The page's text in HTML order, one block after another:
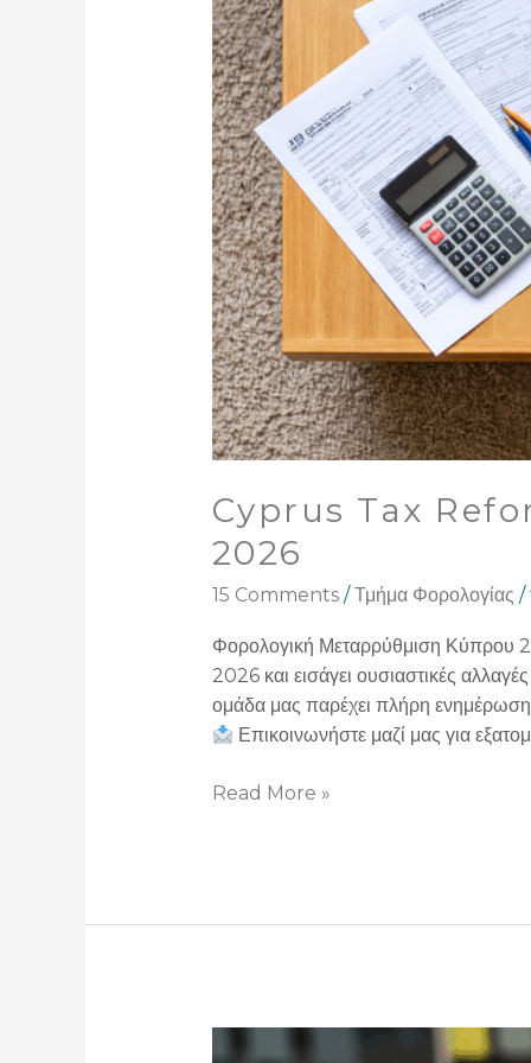
Cyprus Tax
2026
15 Comments /Τμήμα Φορολογίας /
Φορολογική Μεταρρύθμιση Κύπρου
2026 και εισάγει ουσιαστικές
ομάδα μας παρέχει πλήρη
Επικοινωνήστε μαζί μας για
Φορολογική
Μεταρρύθμιση
Κύπρου
2026
Read More »